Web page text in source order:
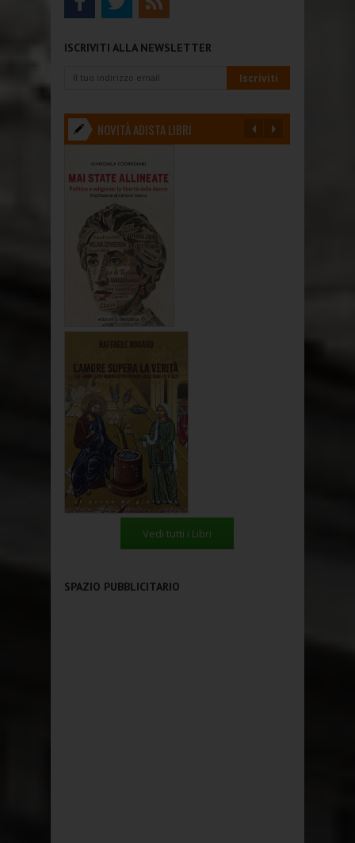
ISCRIVITI ALLA NEWSLETTER
NOVITÀ ADISTA LIBRI
Vedi tutti i Libri
SPAZIO PUBBLICITARIO